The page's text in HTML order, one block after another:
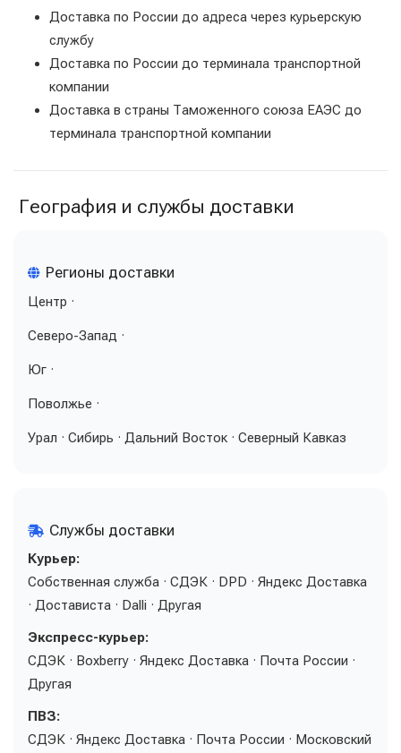
Доставка по России до адреса через курьерскую
службу
Доставка по России до терминала транспортной
компании
Доставка в страны Таможенного союза ЕАЭС до
терминала транспортной компании
География и службы доставки
Регионы доставки
Центр ·
Северо-Запад ·
Юг ·
Поволжье ·
Урал · Сибирь · Дальний Восток · Северный Кавказ
Службы доставки
Курьер:
Собственная служба · СДЭК · DPD · Яндекс Доставка
· Достависта · Dalli · Другая
Экспресс-курьер:
СДЭК · Boxberry · Яндекс Доставка · Почта России ·
Другая
ПВЗ:
СДЭК · Яндекс Доставка · Почта России · Московский